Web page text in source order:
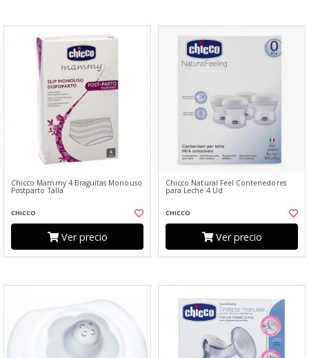
Chicco Mammy 4 Braguitas Monouso
Postparto Talla
CHICCO
Ver precio
Chicco Natural Feel Contenedores
para Leche 4 Ud
CHICCO
Ver precio